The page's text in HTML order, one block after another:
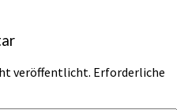
veröffentlicht. Erforderliche